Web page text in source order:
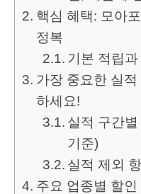
핵심 혜택: 모아
정복
기본 적립
가장 중요한 실
하세요!
실적 구간
기준)
실적 제외
주요 업종별 할